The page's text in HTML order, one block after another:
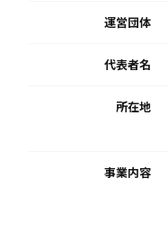
運営団体
代表者名
所在地
事業内容